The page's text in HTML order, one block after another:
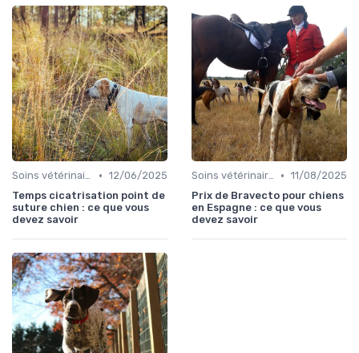
Soins vétérinaires pour chiens de chasse • 12/06/2025
Temps cicatrisation point de
suture chien : ce que vous
devez savoir
Soins vétérinaires pour chiens de chasse • 11/08/2025
Prix de Bravecto pour chiens
en Espagne : ce que vous
devez savoir